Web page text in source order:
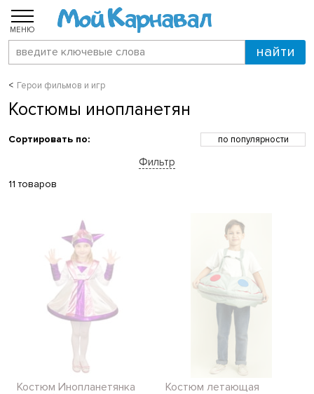
МЕНЮ
Герои фильмов и игр
Костюмы инопланетян
Сортировать по:
по популярности
Фильтр
11 товаров
Костюм Инопланетянка
Костюм летающая